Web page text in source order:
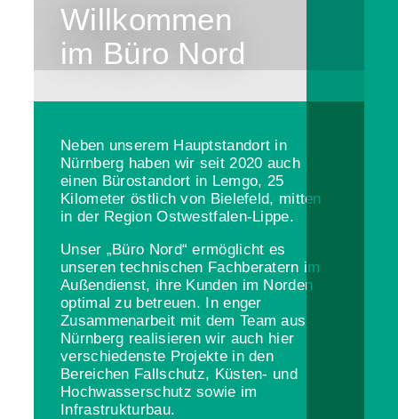
Willkommen
im Büro Nord
Neben unserem Hauptstandort in
Nürnberg haben wir seit 2020 auch
einen Bürostandort in Lemgo, 25
Kilometer östlich von Bielefeld, mitten
in der Region Ostwestfalen-Lippe.
Unser „Büro Nord“ ermöglicht es
unseren technischen Fachberatern im
Außendienst, ihre Kunden im Norden
optimal zu betreuen. In enger
Zusammenarbeit mit dem Team aus
Nürnberg realisieren wir auch hier
verschiedenste Projekte in den
Bereichen Fallschutz, Küsten- und
Hochwasserschutz sowie im
Infrastrukturbau.